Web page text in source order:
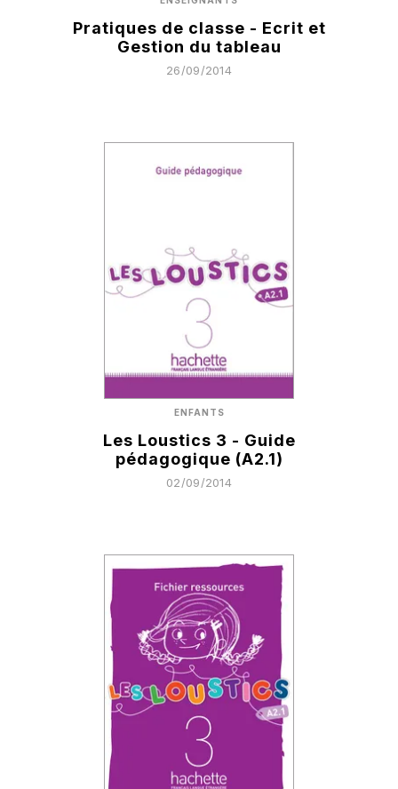
Pratiques de classe - Ecrit et
Gestion du tableau
26/09/2014
ENFANTS
Les Loustics 3 - Guide
pédagogique (A2.1)
02/09/2014